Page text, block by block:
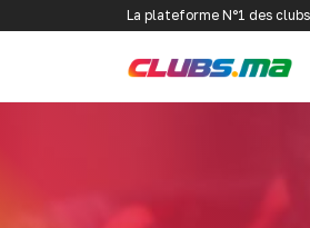
La plateforme N°1 des